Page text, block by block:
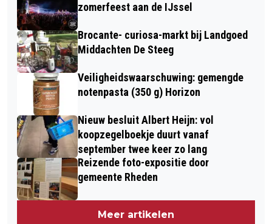
zomerfeest aan de IJssel
Brocante- curiosa-markt bij Landgoed
Middachten De Steeg
Veiligheidswaarschuwing: gemengde
notenpasta (350 g) Horizon
Nieuw besluit Albert Heijn: vol
koopzegelboekje duurt vanaf
september twee keer zo lang
Reizende foto-expositie door
gemeente Rheden
Meer artikelen